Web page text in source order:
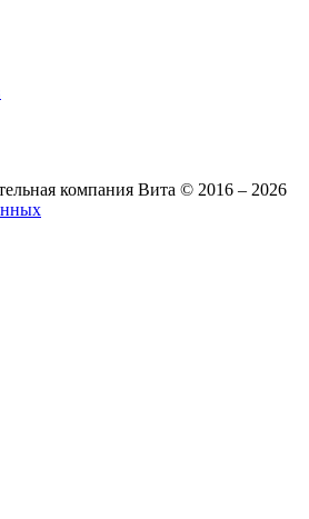
компания Вита © 2016 – 2026